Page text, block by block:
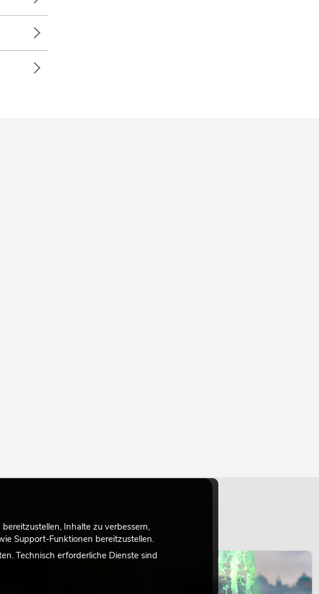
Inhalte zu verbessern,
Support-Funktionen bereitzustellen.
Technisch erforderliche Dienste sind